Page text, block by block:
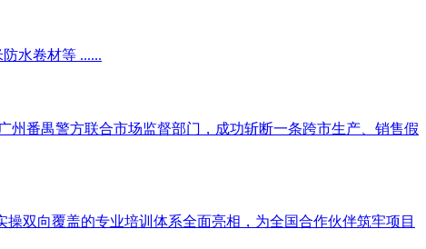
水卷材等 ......
番禺警方联合市场监督部门，成功斩断一条跨市生产、销售假
双向覆盖的专业培训体系全面亮相，为全国合作伙伴筑牢项目